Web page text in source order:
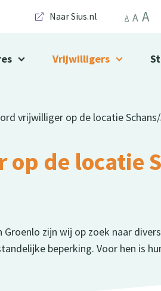
Naar Sius.nl A A A
Vrijwilligers
vrijwilliger op de locatie
de locatie
zijn wij op zoek naar
beperking. Voor hen is